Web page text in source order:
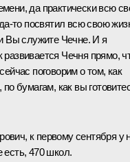
да практически всю
то посвятил всю свою
Вы служите Чечне. И я
Чечня прямо,
поговорим о том, как
бумагам, как вы
к первому сентября у
есть, 470 школ.